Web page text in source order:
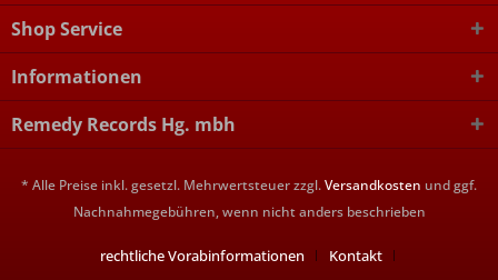
Shop Service
Informationen
Remedy Records Hg. mbh
* Alle Preise inkl. gesetzl. Mehrwertsteuer zzgl.Versandkosten und ggf.
Nachnahmegebühren, wenn nicht anders beschrieben
rechtliche Vorabinformationen Kontakt